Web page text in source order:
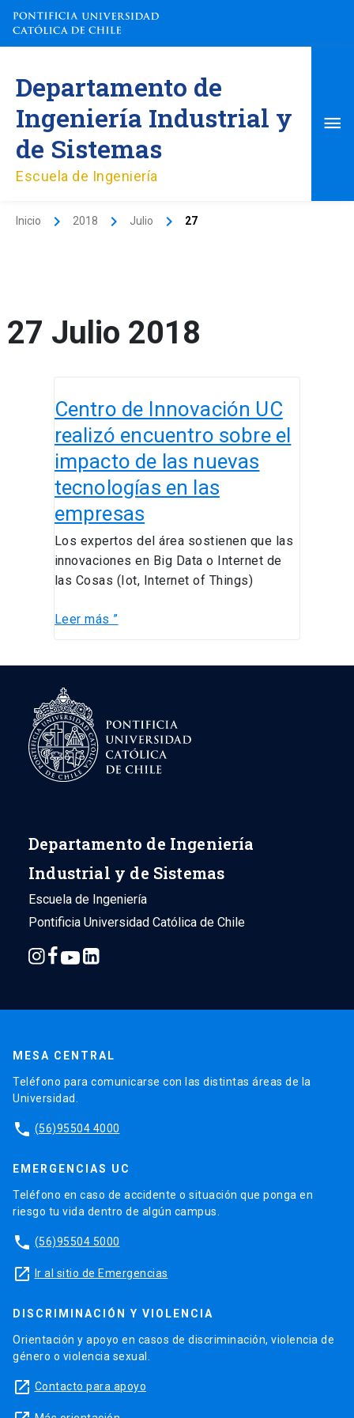
contenido
Departamento de
Ingeniería Industrial y
de Sistemas
Escuela de Ingeniería
Inicio 2018 Julio 27
27 Julio 2018
Centro de Innovación UC
realizó encuentro sobre el
impacto de las nuevas
tecnologías en las
empresas
Los expertos del área sostienen que las
innovaciones en Big Data o Internet de
las Cosas (Iot, Internet of Things)
de
Innovación
UC
realizó
encuentro
el
impacto
de
las
tecnologías
las
Leer más ”
Departamento de Ingeniería
Industrial y de Sistemas
Escuela de Ingeniería
Pontificia Universidad Católica de Chile
MESA CENTRAL
Teléfono para comunicarse con las distintas áreas de la
Universidad.
phone (56)95504 4000
EMERGENCIAS UC
Teléfono en caso de accidente o situación que ponga en
riesgo tu vida dentro de algún campus.
phone (56)95504 5000
launch Ir al sitio de Emergencias
DISCRIMINACIÓN Y VIOLENCIA
Orientación y apoyo en casos de discriminación, violencia de
género o violencia sexual.
launch Contacto para apoyo